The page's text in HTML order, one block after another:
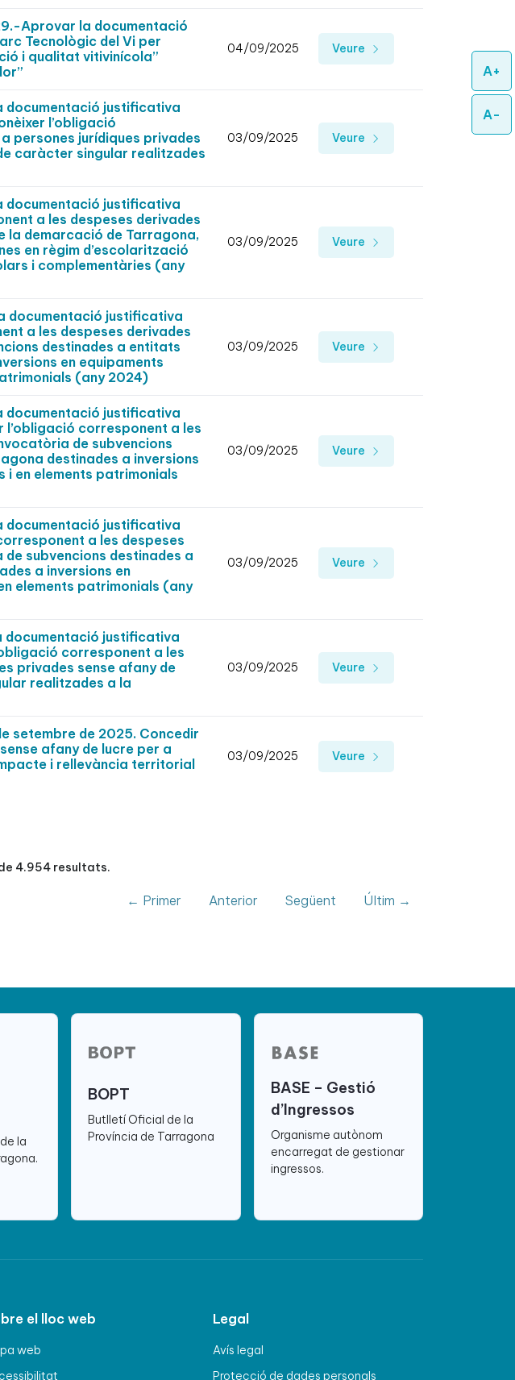
A+
A-
Aprovar la documentació
Tecnològic del Vi per
i qualitat vitivinícola”
04/09/2025 Veure
documentació justificativa
l’obligació
persones jurídiques privades
caràcter singular realitzades
03/09/2025 Veure
documentació justificativa
a les despeses derivades
la demarcació de Tarragona,
en règim d’escolarització
i complementàries (any
03/09/2025 Veure
documentació justificativa
a les despeses derivades
destinades a entitats
en equipaments
(any 2024)
03/09/2025 Veure
documentació justificativa
corresponent a les
de subvencions
destinades a inversions
i en elements patrimonials
03/09/2025 Veure
documentació justificativa
a les despeses
subvencions destinades a
a inversions en
elements patrimonials (any
03/09/2025 Veure
documentació justificativa
corresponent a les
privades sense afany de
realitzades a la
03/09/2025 Veure
setembre de 2025. Concedir
afany de lucre per a
i rellevància territorial
03/09/2025 Veure
4.954 resultats.
← Primer Anterior Següent Últim →
la
BOPT
Butlletí Oficial de la
Província de Tarragona
BASE – Gestió
d’Ingressos
Organisme autònom
encarregat de gestionar
ingressos.
el lloc web
web
Legal
Avís legal
Protecció de dades personals